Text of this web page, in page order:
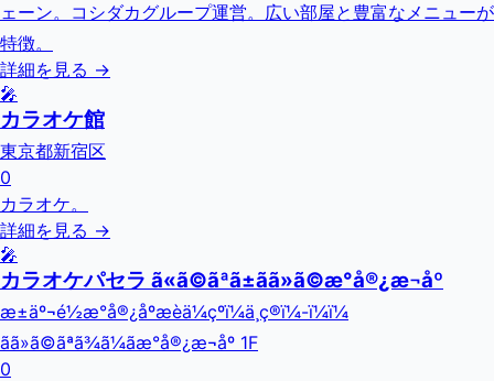
ェーン。コシダカグループ運営。広い部屋と豊富なメニューが
特徴。
詳細を見る →
🎤
カラオケ館
東京都新宿区
0
カラオケ。
詳細を見る →
🎤
カラオケパセラ ã«ã©ãªã±ãã»ã©æ°å®¿æ¬åº
æ±äº¬é½æ°å®¿åºæ­èä¼çºï¼ä¸ç®ï¼-ï¼ï¼
ãã»ã©ãªã¾ã¼ãæ°å®¿æ¬åº 1F
0